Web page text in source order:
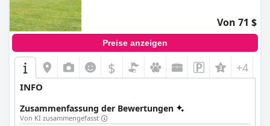
Von 71 $
Preise anzeigen
$ +4
INFO
Zusammenfassung der Bewertungen
Von KI zusammengefasst